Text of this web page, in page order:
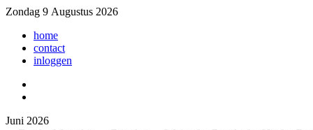
Zondag 9 Augustus 2026
home
contact
inloggen
Juni 2026